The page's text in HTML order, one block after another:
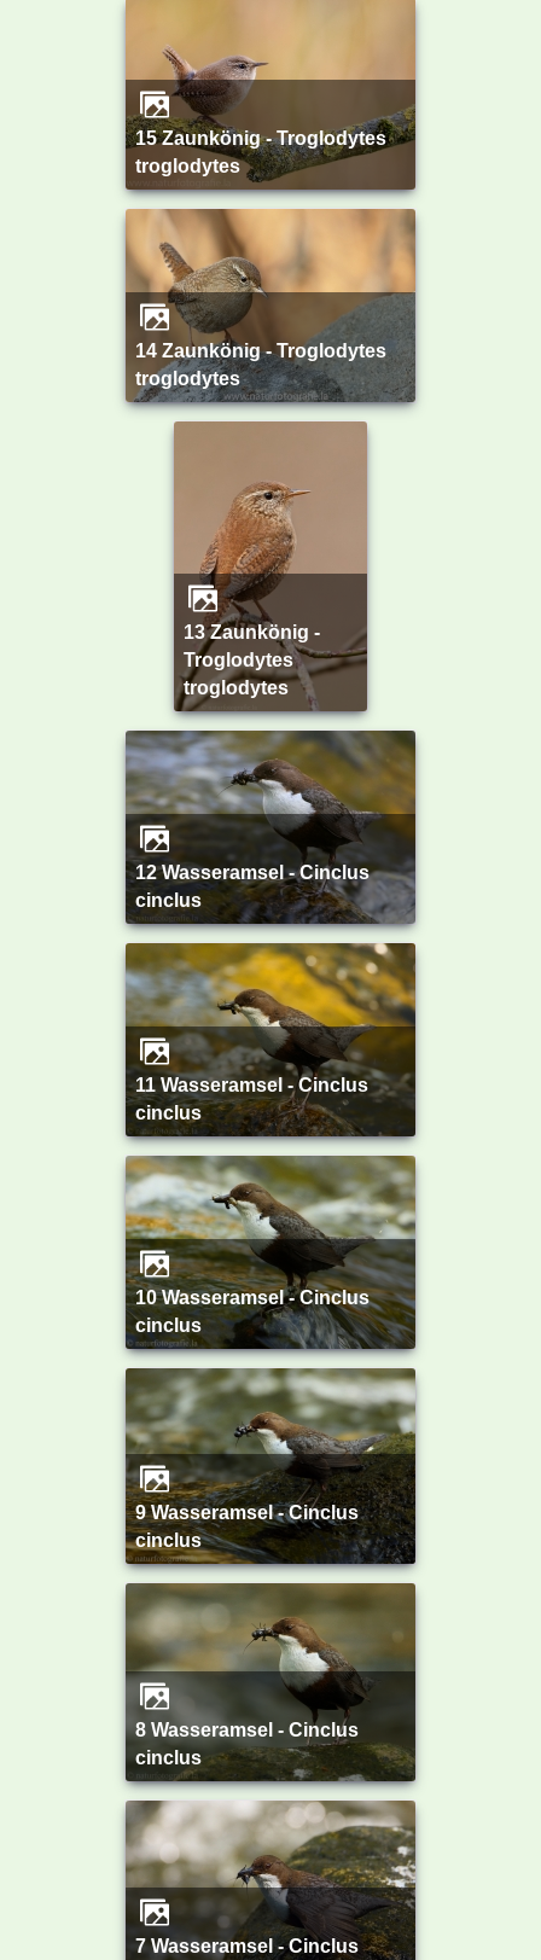
15 Zaunkönig - Troglodytes
troglodytes
14 Zaunkönig - Troglodytes
troglodytes
13 Zaunkönig -
Troglodytes
troglodytes
12 Wasseramsel - Cinclus
cinclus
11 Wasseramsel - Cinclus
cinclus
10 Wasseramsel - Cinclus
cinclus
9 Wasseramsel - Cinclus
cinclus
8 Wasseramsel - Cinclus
cinclus
7 Wasseramsel - Cinclus